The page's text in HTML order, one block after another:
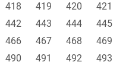
418 419 420 421
442 443 444 445
466 467 468 469
490 491 492 493